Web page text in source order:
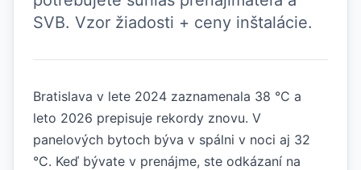
SVB. Vzor žiadosti + ceny inštalácie.
Bratislava v lete 2024 zaznamenala 38 °C a
leto 2026 prepisuje rekordy znovu. V
panelových bytoch býva v spálni v noci aj 32
°C. Keď bývate v prenájme, ste odkázaní na